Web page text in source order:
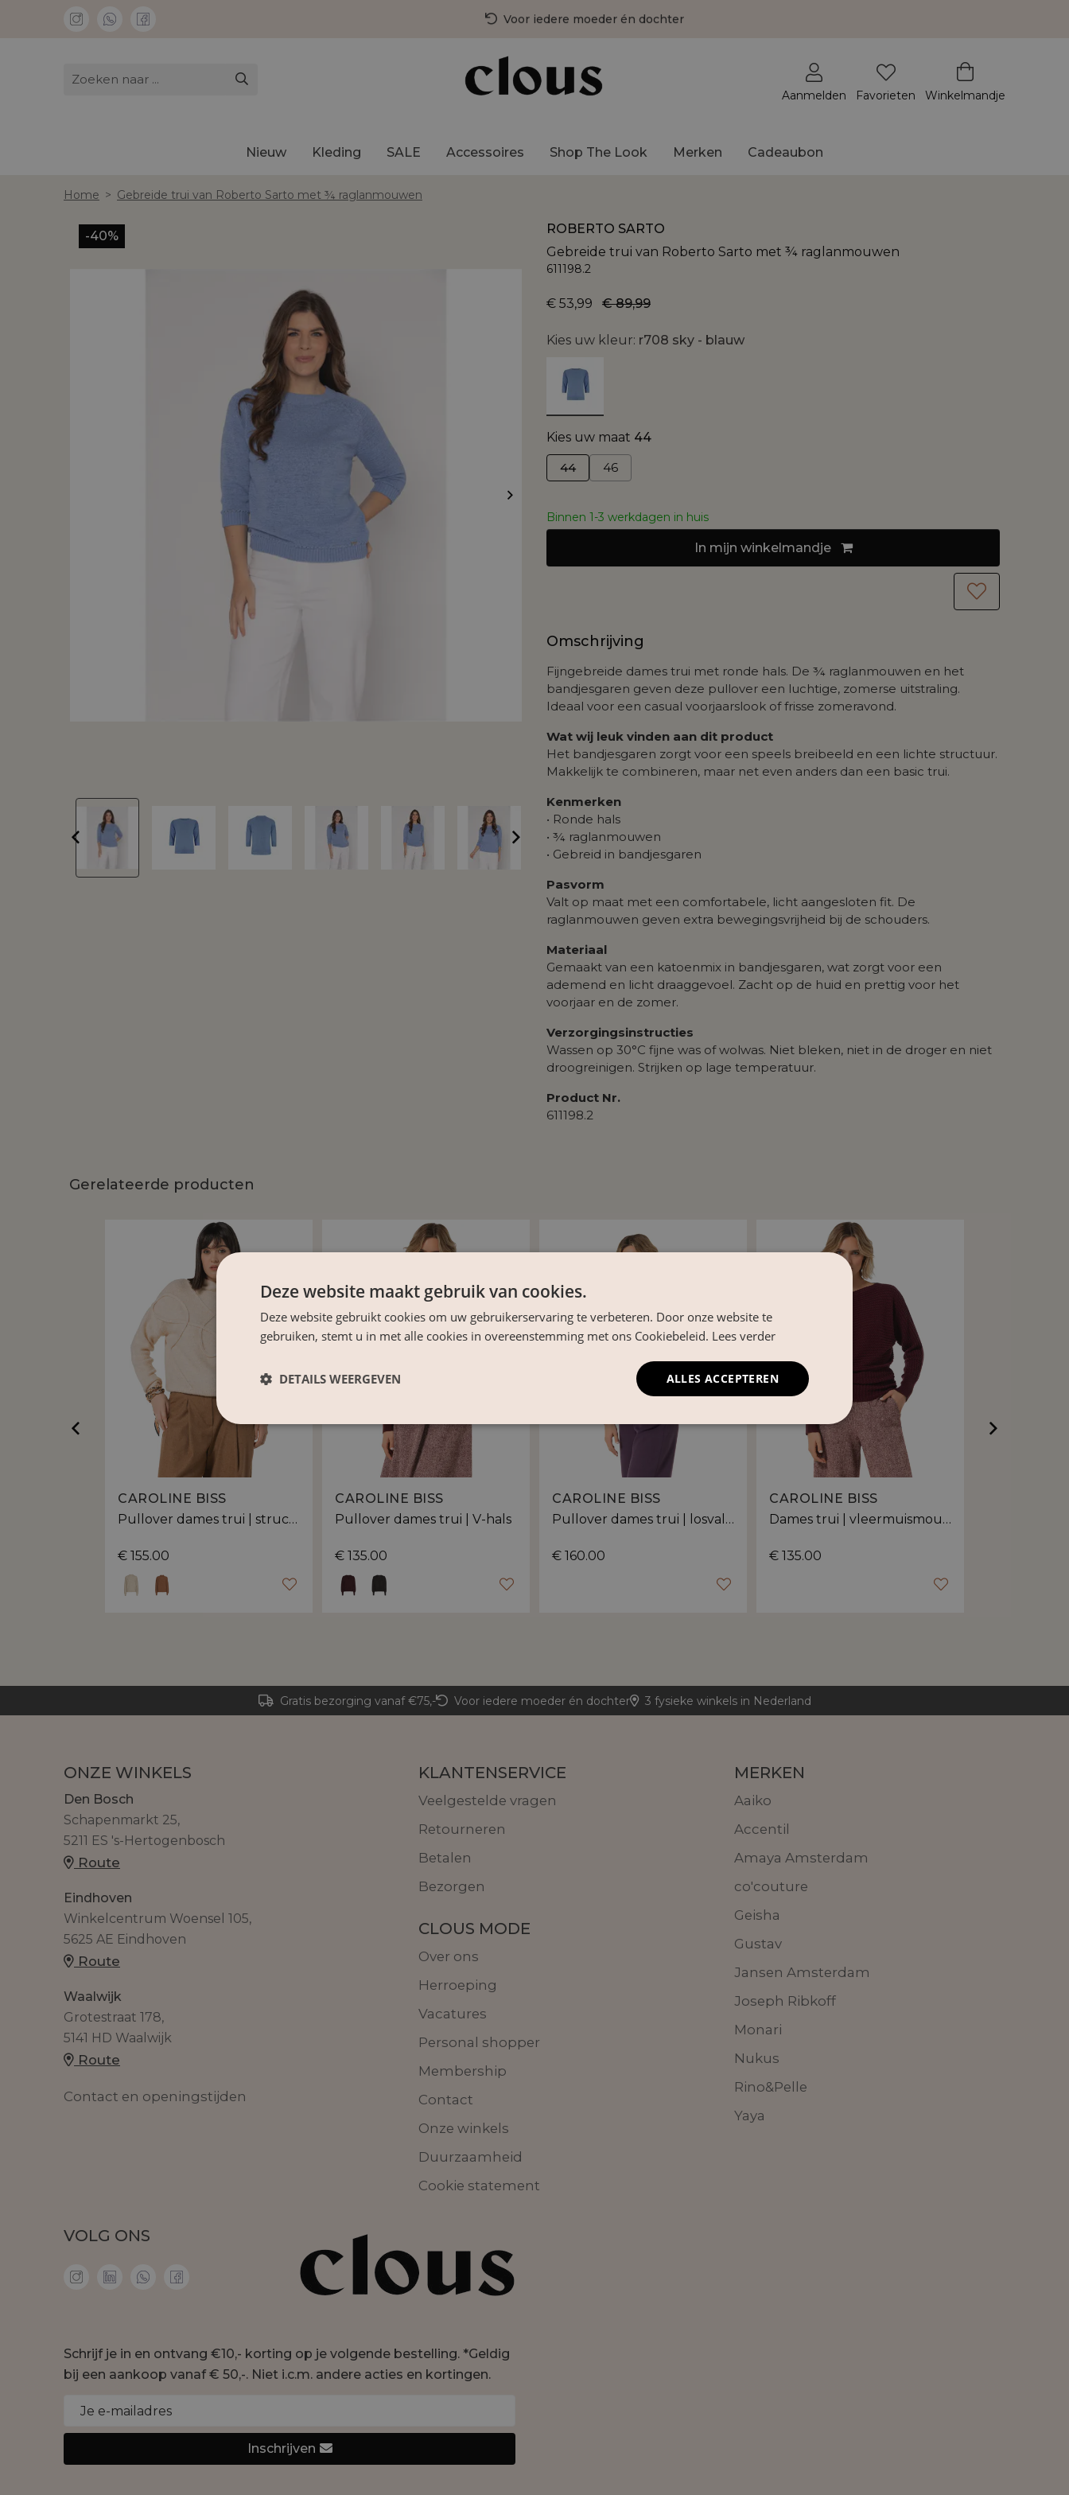
Voor iedere moeder én dochter
3 fysieke winkels in Nederland
Gratis bezorging vanaf €75,-
Winkelmandje
Aanmelden Favorieten
Nieuw Kleding SALE Accessoires Shop The Look Merken Cadeaubon
Home > Gebreide trui van Roberto Sarto met ¾ raglanmouwen
-40%
ROBERTO SARTO
Gebreide trui van Roberto Sarto met ¾ raglanmouwen
611198.2
€ 89,99
€ 53,99
Kies uw kleur: r708 sky - blauw
Kies uw maat 44
44
46
Binnen 1-3 werkdagen in huis
In mijn winkelmandje
Omschrijving
Fijngebreide dames trui met ronde hals. De ¾ raglanmouwen en het
bandjesgaren geven deze pullover een luchtige, zomerse uitstraling.
Ideaal voor een casual voorjaarslook of frisse zomeravond.
Wat wij leuk vinden aan dit product
Het bandjesgaren zorgt voor een speels breibeeld en een lichte structuur.
Makkelijk te combineren, maar net even anders dan een basic trui.
Kenmerken
• Ronde hals
• ¾ raglanmouwen
• Gebreid in bandjesgaren
Pasvorm
Valt op maat met een comfortabele, licht aangesloten fit. De
raglanmouwen geven extra bewegingsvrijheid bij de schouders.
Materiaal
Gemaakt van een katoenmix in bandjesgaren, wat zorgt voor een
ademend en licht draaggevoel. Zacht op de huid en prettig voor het
voorjaar en de zomer.
Verzorgingsinstructies
Wassen op 30°C fijne was of wolwas. Niet bleken, niet in de droger en niet
droogreinigen. Strijken op lage temperatuur.
Product Nr.
611198.2
Gerelateerde producten
CAROLINE BISS
Pullover dames trui | structuurmotief
€ 155.00
CAROLINE BISS
Pullover dames trui | V-hals
€ 135.00
CAROLINE BISS
Pullover dames trui | losvallende pasvorm
€ 160.00
CAROLINE BISS
Dames trui | vleermuismouwen met breistructuur
€ 135.00
Gratis bezorging vanaf €75,- Voor iedere moeder én dochter 3 fysieke winkels in Nederland
ONZE WINKELS
Den Bosch
Schapenmarkt 25,
5211 ES 's-Hertogenbosch
Route
Eindhoven
Winkelcentrum Woensel 105,
5625 AE Eindhoven
Route
Waalwijk
Grotestraat 178,
5141 HD Waalwijk
Route
Contact en openingstijden
KLANTENSERVICE
Veelgestelde vragen
Retourneren
Betalen
Bezorgen
CLOUS MODE
Over ons
Herroeping
Vacatures
Personal shopper
Membership
Contact
Onze winkels
Duurzaamheid
Cookie statement
MERKEN
Aaiko
Accentil
Amaya Amsterdam
co'couture
Geisha
Gustav
Jansen Amsterdam
Joseph Ribkoff
Monari
Nukus
Rino&Pelle
Yaya
VOLG ONS
Schrijf je in en ontvang €10,- korting op je volgende bestelling. *Geldig
bij een aankoop vanaf € 50,-. Niet i.c.m. andere acties en kortingen.
Inschrijven
Deze website maakt gebruik van cookies.
Deze website gebruikt cookies om uw gebruikerservaring te verbeteren. Door onze website te
gebruiken, stemt u in met alle cookies in overeenstemming met ons Cookiebeleid. Lees verder
ALLES ACCEPTEREN
DETAILS WEERGEVEN